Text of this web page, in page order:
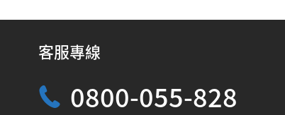
客服專線
0800-055-828